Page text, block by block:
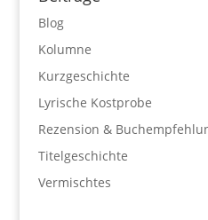
Blog
Kolumne
Kurzgeschichte
Lyrische Kostprobe
Rezension &
Titelgeschichte
Vermischtes